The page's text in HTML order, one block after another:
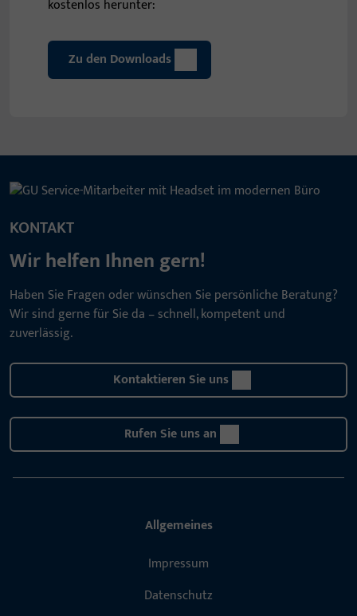
kostenlos herunter:
Zu den Downloads
KONTAKT
Wir helfen Ihnen gern!
Haben Sie Fragen oder wünschen Sie persönliche Beratung?
Wir sind gerne für Sie da – schnell, kompetent und
zuverlässig.
Kontaktieren Sie uns
Rufen Sie uns an
Allgemeines
Impressum
Datenschutz